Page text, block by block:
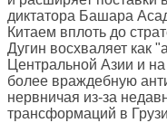
диктатора Башара
Китаем вплоть до
Дугин восхваляет как
Центральной Азии и
более враждебную
нервничая из-за
трансформаций в